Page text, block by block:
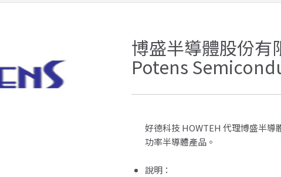
博盛半導體股份有
Potens
好德科技 HOWTEH 代理博盛半
功率半導體產品。
說明：